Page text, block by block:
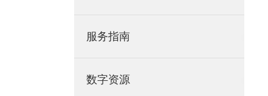
服务指南
数字资源